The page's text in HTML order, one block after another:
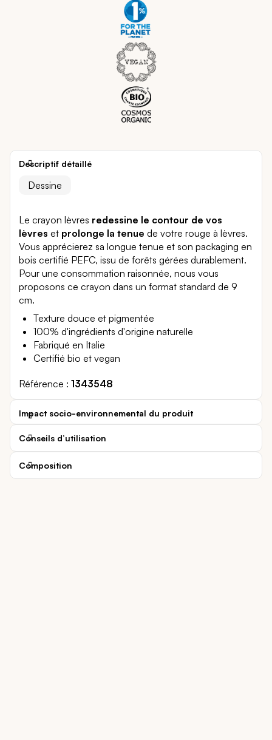
Descriptif détaillé
Dessine
Le crayon lèvres redessine le contour de vos
lèvres et prolonge la tenue de votre rouge à lèvres.
Vous apprécierez sa longue tenue et son packaging en
bois certifié PEFC, issu de forêts gérées durablement.
Pour une consommation raisonnée, nous vous
proposons ce crayon dans un format standard de 9
cm.
Texture douce et pigmentée
100% d'ingrédients d'origine naturelle
Fabriqué en Italie
Certifié bio et vegan
Référence 1343548
Impact socio-environnemental du produit
Conseils d’utilisation
Composition